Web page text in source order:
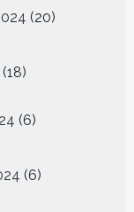
20
producten
1818
66
6
producten